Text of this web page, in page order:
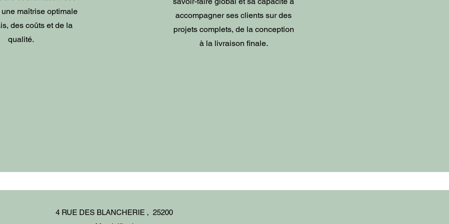
maîtrise optimale
des coûts et de la
qualité.
accompagner ses clients sur des
projets complets, de la conception
à la livraison finale.
4 RUE DES BLANCHERIE , 25200